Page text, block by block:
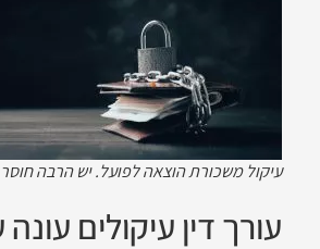
עיקול משכורת הוצאה לפועל. יש הרבה
עורך דין עיקולים